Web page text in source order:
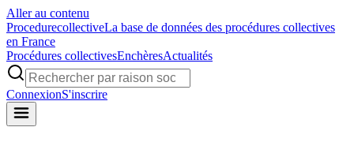
Aller au contenu
ProcedurecollectiveLa base de données des procédures collectives
en France
Procédures collectivesEnchèresActualités
ConnexionS'inscrire